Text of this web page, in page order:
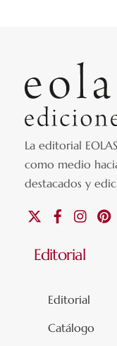
La editorial
como medio
destacados y
Facebook
Editorial
Editorial
Catálogo